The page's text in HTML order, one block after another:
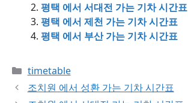
평택 에서 서대전 가는 기차 시간표
평택 에서 제천 가는 기차 시간표
평택 에서 부산 가는 기차 시간표
Categories
timetable
조치원 에서 성환 가는 기차 시간표